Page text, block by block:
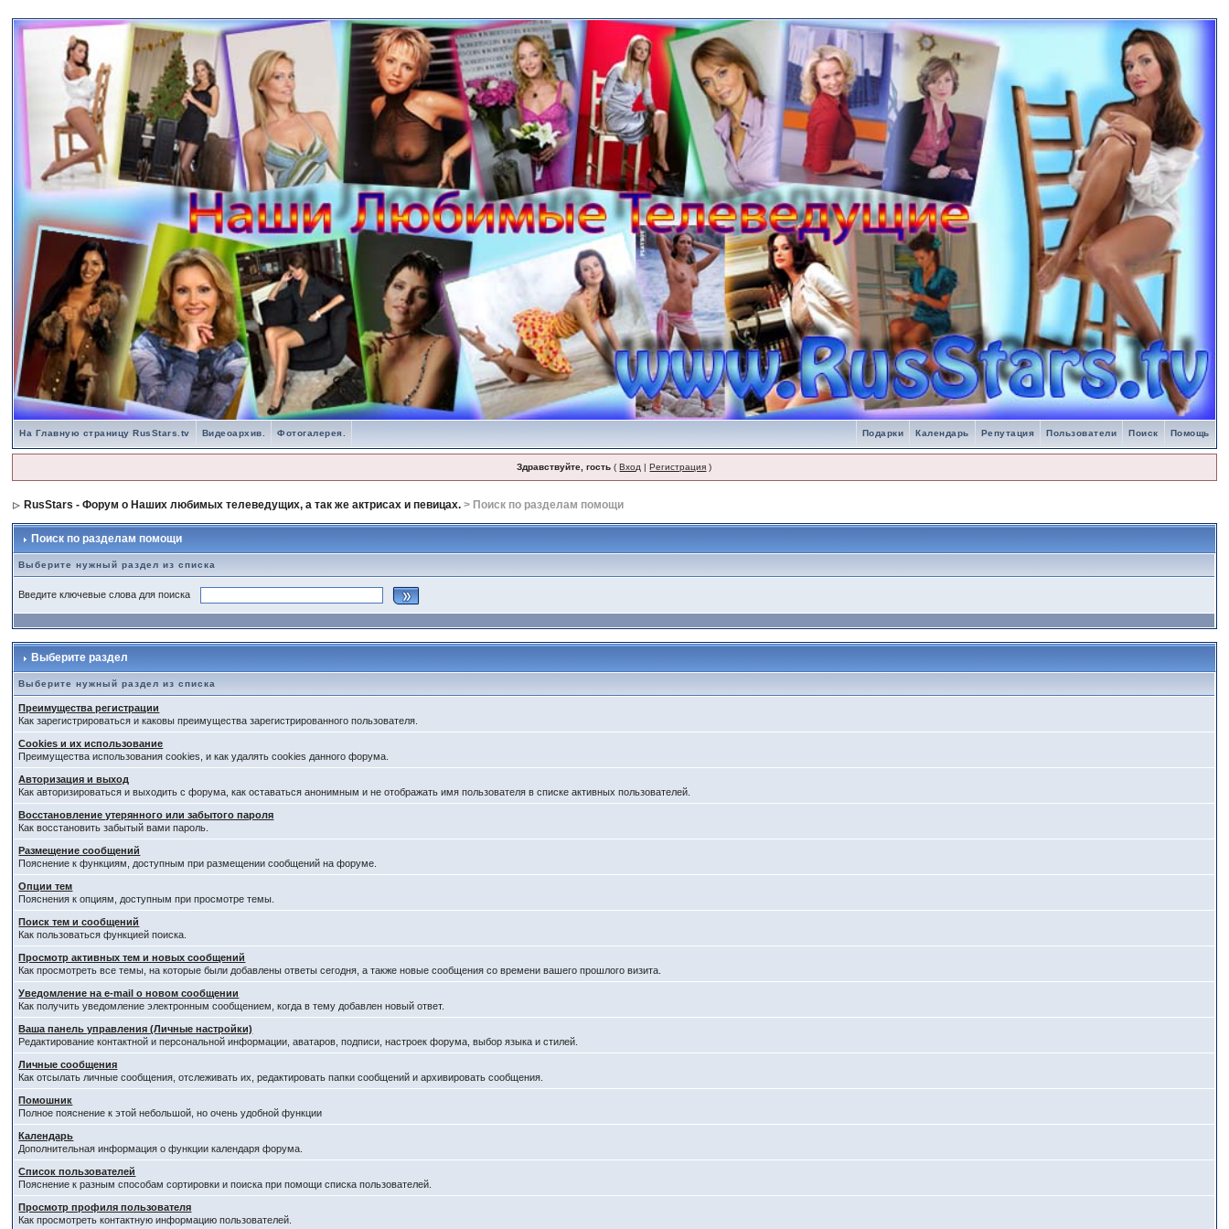
На Главную страницу RusStars.tv Помощь
Поиск
Пользователи
Репутация
Календарь
Подарки
Видеоархив. Фотогалерея.
Здравствуйте, гость (Вход |Регистрация )
RusStars - Форум о Наших любимых телеведущих, а так же актрисах и певицах. > Поиск по разделам помощи
Поиск по разделам помощи
Выберите нужный раздел из списка
Введите ключевые слова для поиска
Выберите раздел
Выберите нужный раздел из списка
Преимущества регистрации
Как зарегистрироваться и каковы преимущества зарегистрированного пользователя.
Cookies и их использование
Преимущества использования cookies, и как удалять cookies данного форума.
Авторизация и выход
Как авторизироваться и выходить с форума, как оставаться анонимным и не отображать имя пользователя в списке активных пользователей.
Восстановление утерянного или забытого пароля
Как восстановить забытый вами пароль.
Размещение сообщений
Пояснение к функциям, доступным при размещении сообщений на форуме.
Опции тем
Пояснения к опциям, доступным при просмотре темы.
Поиск тем и сообщений
Как пользоваться функцией поиска.
Просмотр активных тем и новых сообщений
Как просмотреть все темы, на которые были добавлены ответы сегодня, а также новые сообщения со времени вашего прошлого визита.
Уведомление на е-mail о новом сообщении
Как получить уведомление электронным сообщением, когда в тему добавлен новый ответ.
Ваша панель управления (Личные настройки)
Редактирование контактной и персональной информации, аватаров, подписи, настроек форума, выбор языка и стилей.
Личные сообщения
Как отсылать личные сообщения, отслеживать их, редактировать папки сообщений и архивировать сообщения.
Помошник
Полное пояснение к этой небольшой, но очень удобной функции
Календарь
Дополнительная информация о функции календаря форума.
Список пользователей
Пояснение к разным способам сортировки и поиска при помощи списка пользователей.
Просмотр профиля пользователя
Как просмотреть контактную информацию пользователей.